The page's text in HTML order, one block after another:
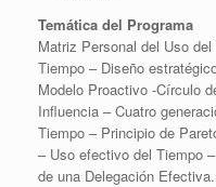
Temática del Programa
Matriz Personal del Uso
Tiempo – Diseño
Modelo Proactivo -Círculo
Influencia – Cuatro
Tiempo – Principio de
– Uso efectivo del Tiempo
de una Delegación Efectiva.